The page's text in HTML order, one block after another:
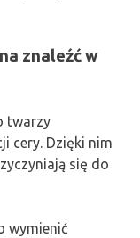
znaleźć w
twarzy
cery. Dzięki nim
się do
wymienić